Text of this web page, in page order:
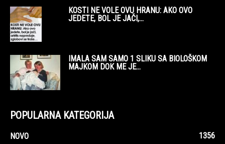
KOSTI NE VOLE OVU HRANU: AKO OVO
JEDETE, BOL JE JAČI,...
IMALA SAM SAMO 1 SLIKU SA BIOLOŠKOM
MAJKOM DOK ME JE...
POPULARNA KATEGORIJA
NOVO
1356